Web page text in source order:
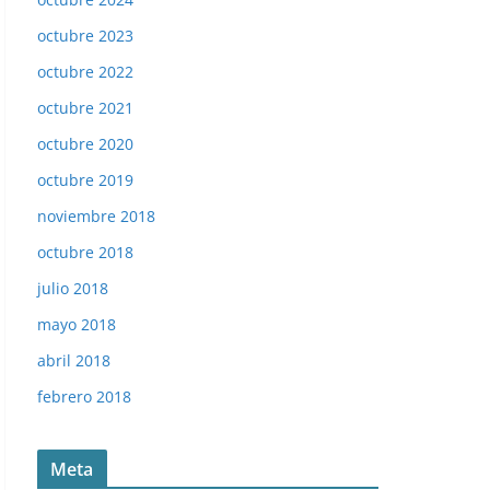
octubre 2023
octubre 2022
octubre 2021
octubre 2020
octubre 2019
noviembre 2018
octubre 2018
julio 2018
mayo 2018
abril 2018
febrero 2018
Meta